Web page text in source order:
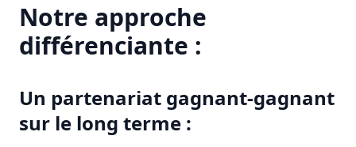
Notre approche
différenciante :
Un partenariat gagnant-gagnant
sur le long terme :